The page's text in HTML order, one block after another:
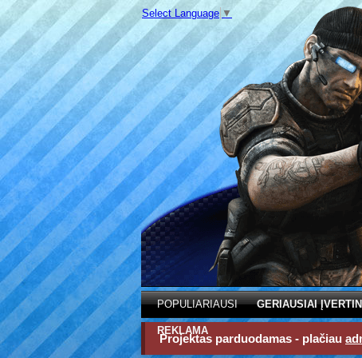
Select Language ▼
POPULIARIAUSI GERIAUSIAI
REKLAMA
Projektas parduodamas - plačiau